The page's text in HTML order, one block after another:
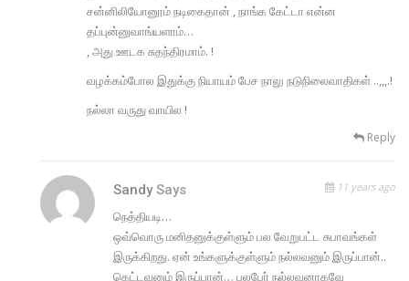
சன்னிலியோனூம் நடிகைதான் , நாங்க கேட்டா என்ன
தப்புன்னுவாங்யளாம்…
, அது ஊடக சுதந்திரமாம். !
வழக்கம்போல இதுக்கு நியாயம் பேச நாலு நடுநிலைவாதிகள் ..,,,.!
நல்லா வருது வாயில !
Reply
SandySays 11 years ago
நெத்தியடி…
ஒவ்வொரு மனிதனுக்குள்ளும் பல வேறுபட்ட சுபாவங்கள்
இருக்கிறது. ஏன் உங்களுக்குள்ளும் நல்லவனும் இருப்பான்..
கெட்டவனும் இருப்பான்… பலபேர் நல்லவனாகவே